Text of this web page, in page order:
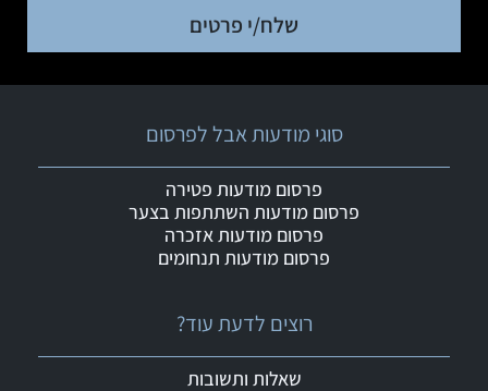
שלח/י פרטים
רוצים לדעת עוד?
שאלות ותשובות
סוגי מודעות אבל לפרסום
פרסום מודעות פטירה
פרסום מודעות השתתפות בצער
פרסום מודעות אזכרה
פרסום מודעות תנחומים